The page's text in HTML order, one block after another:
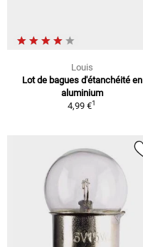
Louis
Lot de bagues d'étanchéité en
aluminium
4,99 €1